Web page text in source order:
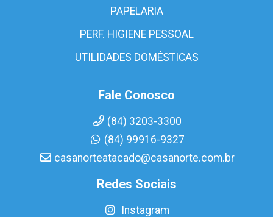
PAPELARIA
PERF. HIGIENE PESSOAL
UTILIDADES DOMÉSTICAS
Fale Conosco
(84) 3203-3300
(84) 99916-9327
casanorteatacado@casanorte.com.br
Redes Sociais
Instagram